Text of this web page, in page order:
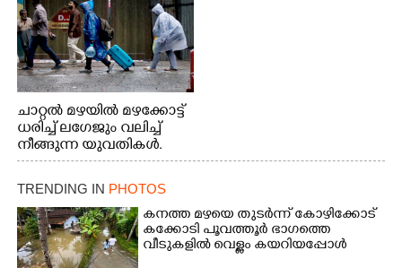
ചാറ്റൽ മഴയിൽ മഴക്കോട്ട്
ധരിച്ച് ലഗേജും വലിച്ച്
നീങ്ങുന്ന യുവതികൾ.
എറണാകുളം മേനകയിൽ
നിന്നുള്ള കാഴ്ച
TRENDING IN PHOTOS
കനത്ത മഴയെ തുടർന്ന് കോഴിക്കോട്
കക്കോടി പൂവത്തൂർ ഭാഗത്തെ
വീടുകളിൽ വെള്ളം കയറിയപ്പോൾ